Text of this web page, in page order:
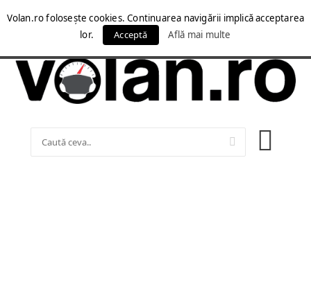
Volan.ro folosește cookies. Continuarea navigării implică acceptarea
lor.
Acceptă Află mai multe